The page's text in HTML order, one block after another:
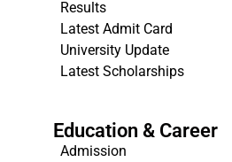
Results
Latest Admit Card
University Update
Latest Scholarships
Education & Career
Admission